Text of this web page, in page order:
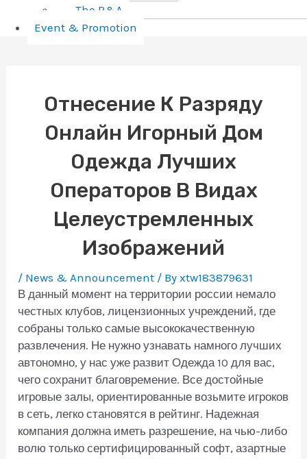
The R&A
Event & Promotion
Отнесение К Разряду
Онлайн Игорный Дом
Одежда Лучших
Операторов В Видах
Целеустремленных
Изображений
/ News & Announcement / Byxtw183879631
В данный момент на территории россии немало
честных клубов, лицензионных учреждений, где
собраны только самые высококачественную
развлечения. Не нужно узнавать намного лучших
автономно, у нас уже развит Одежда 10 для вас,
чего сохранит благовремение. Все достойные
игровые залы, ориентированные возьмите игроков
в сеть, легко становятся в рейтинг. Надежная
компания должна иметь разрешение, на чью-либо
волю только сертифицированный софт, азартные